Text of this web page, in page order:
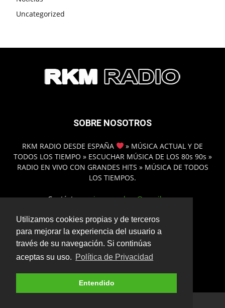
Utilizamos cookies propias y de terceros
para mejorar la experiencia del usuario a
través de su navegación. Si continúas
aceptas su uso. Política de Privacidad
Entendido
Uncategorized
SOBRE NOSOTROS
RKM RADIO DESDE ESPAÑA
» MÚSICA ACTUAL Y DE
TODOS LOS TIEMPO » ESCUCHAR MÚSICA DE LOS 80s 90s »
RADIO EN VIVO CON GRANDES HITS » MÚSICA DE TODOS
LOS TIEMPOS.
Contáctanos:inmamadero@gmail.com
SÍGUENOS